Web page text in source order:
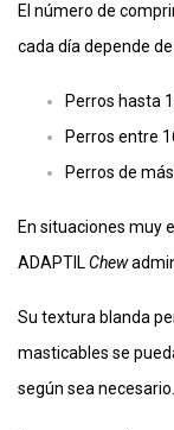
El número de
cada día depende
Perros hasta
Perros entre
Perros de
En situaciones muy
ADAPTIL Chew
Su textura blanda
masticables se
según sea necesario.